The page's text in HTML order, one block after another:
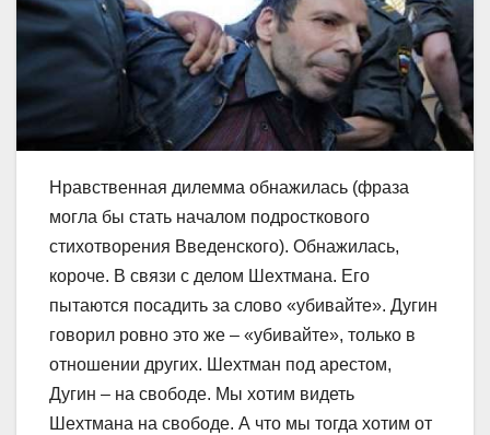
Нравственная дилемма обнажилась (фраза
могла бы стать началом подросткового
стихотворения Введенского). Обнажилась,
короче. В связи с делом Шехтмана. Его
пытаются посадить за слово «убивайте». Дугин
говорил ровно это же – «убивайте», только в
отношении других. Шехтман под арестом,
Дугин – на свободе. Мы хотим видеть
Шехтмана на свободе. А что мы тогда хотим от